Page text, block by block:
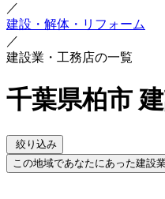
／
建設・解体・リフォーム
／
建設業・工務店の一覧
千葉県柏市
絞り込み
この地域であなたにあった建設